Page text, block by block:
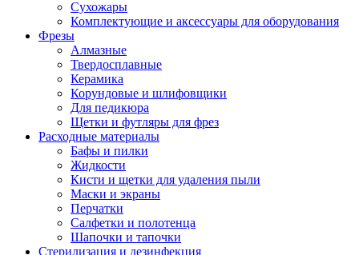
Сухожары
Комплектующие и аксессуары для оборудования
Фрезы
Алмазные
Твердосплавные
Керамика
Корундовые и шлифовщики
Для педикюра
Щетки и футляры для фрез
Расходные материалы
Бафы и пилки
Жидкости
Кисти и щетки для удаления пыли
Маски и экраны
Перчатки
Салфетки и полотенца
Шапочки и тапочки
Стерилизация и дезинфекция